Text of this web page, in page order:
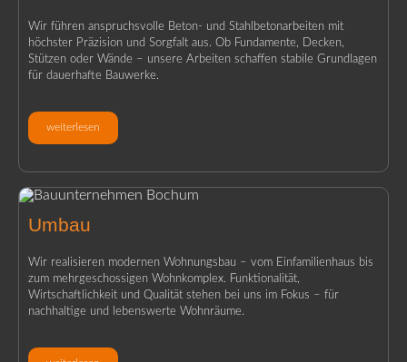
Wir führen anspruchsvolle Beton- und Stahlbetonarbeiten mit
höchster Präzision und Sorgfalt aus. Ob Fundamente, Decken,
Stützen oder Wände – unsere Arbeiten schaffen stabile Grundlagen
für dauerhafte Bauwerke.
weiterlesen
Umbau
Wir realisieren modernen Wohnungsbau – vom Einfamilienhaus bis
zum mehrgeschossigen Wohnkomplex. Funktionalität,
Wirtschaftlichkeit und Qualität stehen bei uns im Fokus – für
nachhaltige und lebenswerte Wohnräume.